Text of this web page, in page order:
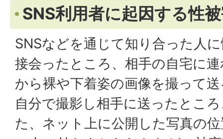
SNS利用者に起因する性
SNSなどを通じて知り合った人
接会ったところ、相手の自宅に
から裸や下着姿の画像を撮って
自分で撮影し相手に送ったとこ
た、ネット上に公開した写真の